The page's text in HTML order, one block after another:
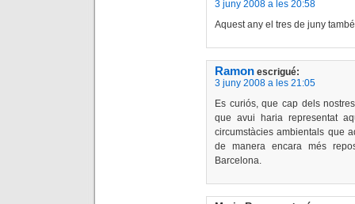
3 juny 2008 a les 20:58
Aquest any el tres de juny
Ramon escrigué:
3 juny 2008 a les 21:05
Es curiós, que cap dels
que avui haria representat
circumstàcies ambientals que
de manera encara més
Barcelona.